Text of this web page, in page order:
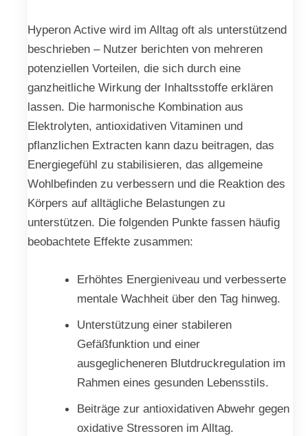
Hyperon Active wird im Alltag oft als unterstützend
beschrieben – Nutzer berichten von mehreren
potenziellen Vorteilen, die sich durch eine
ganzheitliche Wirkung der Inhaltsstoffe erklären
lassen. Die harmonische Kombination aus
Elektrolyten, antioxidativen Vitaminen und
pflanzlichen Extracten kann dazu beitragen, das
Energiegefühl zu stabilisieren, das allgemeine
Wohlbefinden zu verbessern und die Reaktion des
Körpers auf alltägliche Belastungen zu
unterstützen. Die folgenden Punkte fassen häufig
beobachtete Effekte zusammen:
Erhöhtes Energieniveau und verbesserte
mentale Wachheit über den Tag hinweg.
Unterstützung einer stabileren
Gefäßfunktion und einer
ausgeglicheneren Blutdruckregulation im
Rahmen eines gesunden Lebensstils.
Beiträge zur antioxidativen Abwehr gegen
oxidative Stressoren im Alltag.